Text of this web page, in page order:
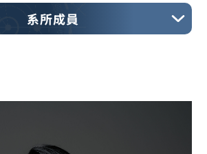
系所成員